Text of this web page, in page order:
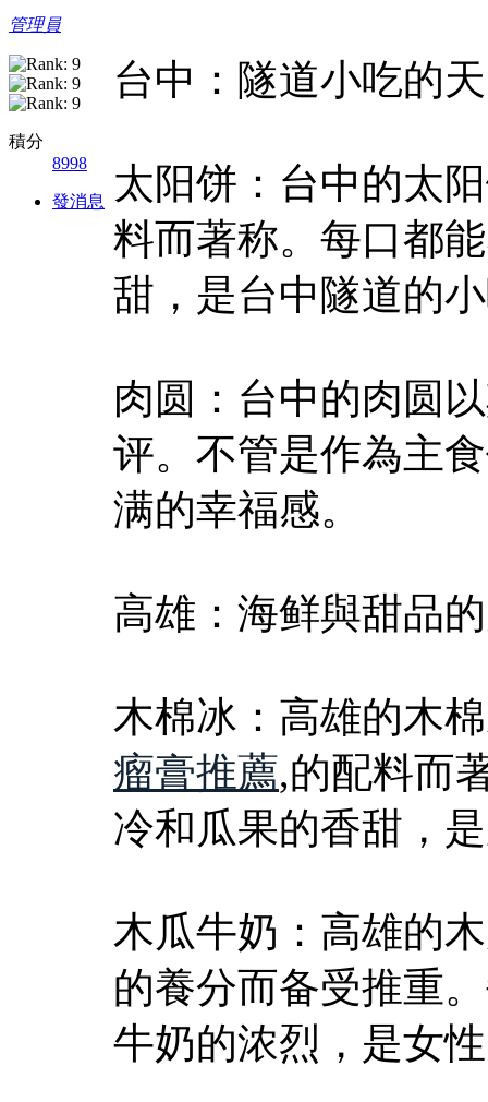
管理員
積分
8998
發消息
台中：隧道小吃的
太阳饼：台中的太
料而著称。每口都
甜，是台中隧道的
肉圆：台中的肉圆
评。不管是作為主
满的幸福感。
高雄：海鲜與甜品
木棉冰：高雄的木
瘤膏推薦,的配料而
冷和瓜果的香甜，
木瓜牛奶：高雄的
的養分而备受推重
牛奶的浓烈，是女